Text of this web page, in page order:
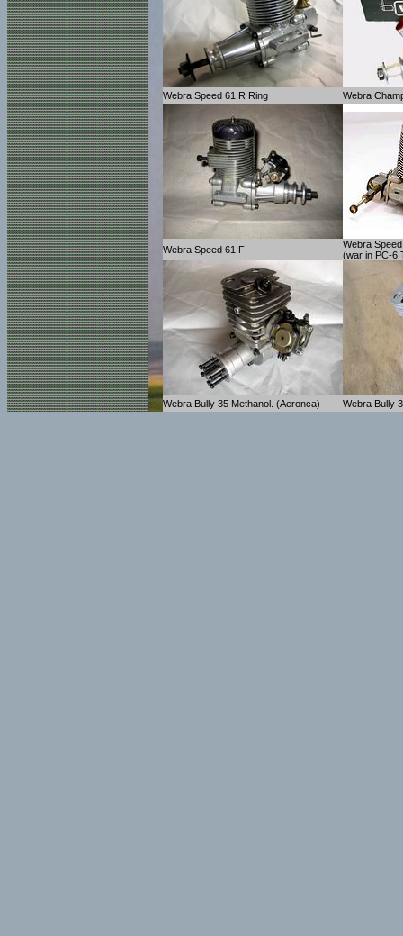
Webra Speed 61 R Ring Webra
Webra Speed 61 F
Webra
(war in PC-6
Webra Bully 35 Methanol. (Aeronca) Webra Bully